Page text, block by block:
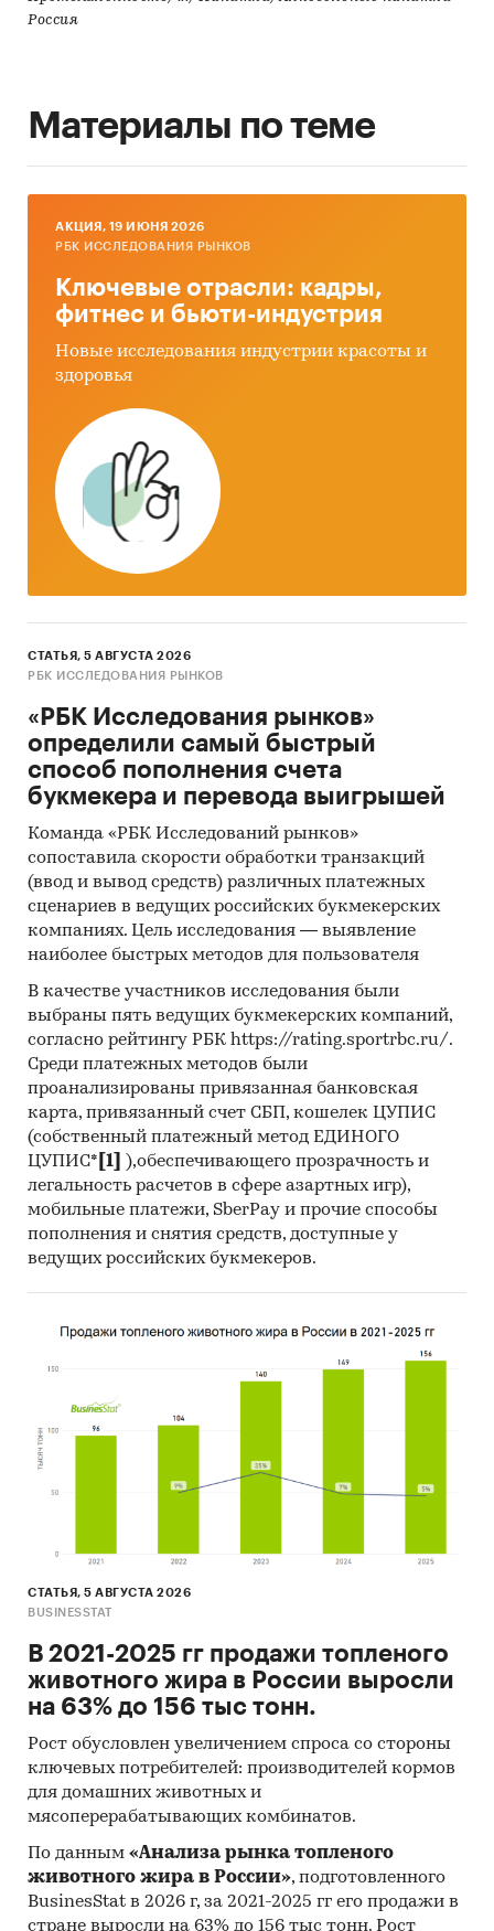
Россия
Материалы по теме
AКЦИЯ, 19 ИЮНЯ 2026
РБК ИССЛЕДОВАНИЯ РЫНКОВ
Ключевые отрасли: кадры,
фитнес и бьюти-индустрия
Новые исследования индустрии красоты и
здоровья
СТАТЬЯ, 5 АВГУСТА 2026
РБК ИССЛЕДОВАНИЯ РЫНКОВ
«РБК Исследования рынков»
определили самый быстрый
способ пополнения счета
букмекера и перевода выигрышей
Команда «РБК Исследований рынков»
сопоставила скорости обработки транзакций
(ввод и вывод средств) различных платежных
сценариев в ведущих российских букмекерских
компаниях. Цель исследования — выявление
наиболее быстрых методов для пользователя
В качестве участников исследования были
выбраны пять ведущих букмекерских компаний,
согласно рейтингу РБК https://rating.sportrbc.ru/.
Среди платежных методов были
проанализированы привязанная банковская
карта, привязанный счет СБП, кошелек ЦУПИС
(собственный платежный метод ЕДИНОГО
ЦУПИС* [1]
),обеспечивающего прозрачность и
легальность расчетов в сфере азартных игр),
мобильные платежи, SberPay и прочие способы
пополнения и снятия средств, доступные у
ведущих российских букмекеров.
СТАТЬЯ, 5 АВГУСТА 2026
BUSINESSTAT
В 2021-2025 гг продажи топленого
животного жира в России выросли
на 63% до 156 тыс тонн.
Рост обусловлен увеличением спроса со стороны
ключевых потребителей: производителей кормов
для домашних животных и
мясоперерабатывающих комбинатов.
По данным «Анализа рынка топленого
животного жира в России», подготовленного
BusinesStat в 2026 г, за 2021-2025 гг его продажи в
стране выросли на 63% до 156 тыс тонн. Рост